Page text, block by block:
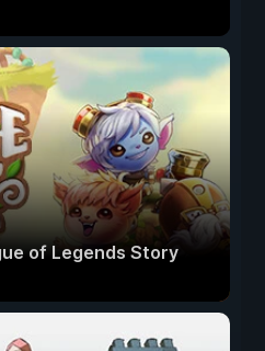
of Legends Story